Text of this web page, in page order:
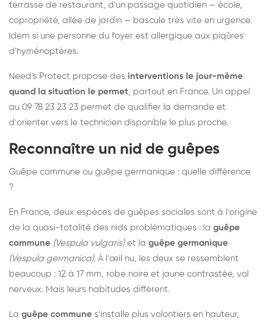
terrasse de restaurant, d'un passage quotidien — école,
copropriété, allée de jardin — bascule très vite en urgence.
Idem si une personne du foyer est allergique aux piqûres
d'hyménoptères.
Need's Protect propose des interventions le jour-même
quand la situation le permet, partout en France. Un appel
au 09 78 23 23 23 permet de qualifier la demande et
d'orienter vers le technicien disponible le plus proche.
Reconnaître un nid de guêpes
Guêpe commune ou guêpe germanique : quelle différence
?
En France, deux espèces de guêpes sociales sont à l'origine
de la quasi-totalité des nids problématiques : la guêpe
commune (Vespula vulgaris)et la guêpe germanique
(Vespula germanica). À l'œil nu, les deux se ressemblent
beaucoup : 12 à 17 mm, robe noire et jaune contrastée, vol
nerveux. Mais leurs habitudes diffèrent.
La guêpe commune s'installe plus volontiers en hauteur,